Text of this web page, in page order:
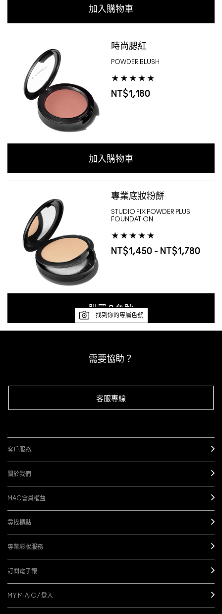
加入購物車
時尚腮紅
POWDER BLUSH
NT$1,180
加入購物車
專業底妝粉餅
STUDIO FIX POWDER PLUS
FOUNDATION
NT$1,450 - NT$1,780
購買2色號
找到你的專屬色號
需要協助？
客服專線
客戶服務
關於我們
MAC會員權益
尋找櫃點
專業彩妝服務
訂閱電子報
MY M·A·C / 登入